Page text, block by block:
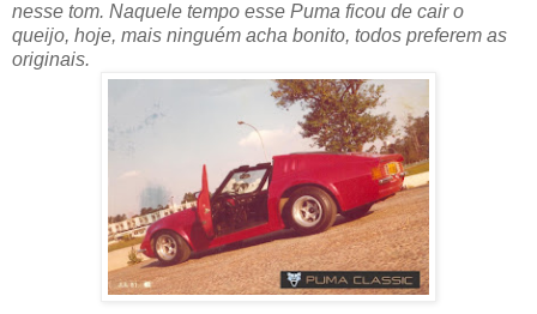
nesse tom. Naquele tempo esse Puma ficou de cair o
queijo, hoje, mais ninguém acha bonito, todos preferem as
originais.